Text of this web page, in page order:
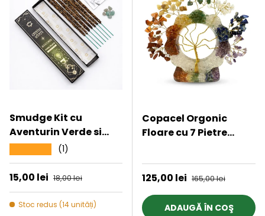
Smudge Kit cu
Aventurin Verde si
Betisoare Parfumate
cu Ciocolata pentru
Prosperitate si
Echilibru
(1)
Preț de vânzare
15,00 lei Preț obișnuit
18,00 lei
Stoc redus (14 unități)
Copacel Orgonic
Floare cu 7 Pietre
Echilibru Chakre –
15x15 cm
Preț de vânzare
125,00 lei Preț obișnuit
165,00 lei
ADAUGĂ ÎN COŞ